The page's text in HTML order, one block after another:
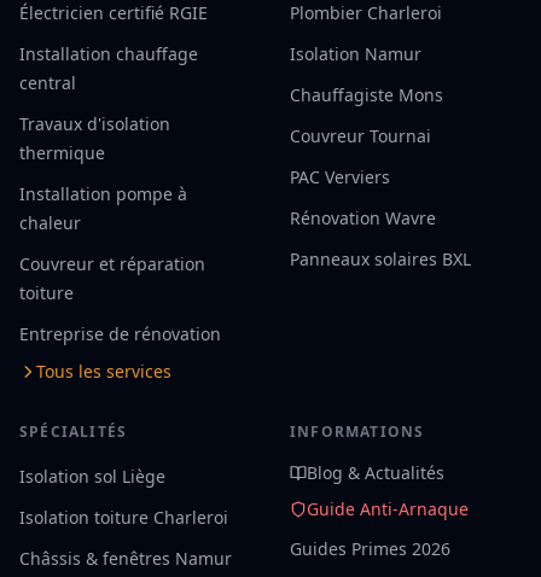
Électricien certifié RGIE
Installation chauffage
central
Travaux d'isolation
thermique
Installation pompe à
chaleur
Couvreur et réparation
toiture
Entreprise de rénovation
Tous les services
Plombier Charleroi
Isolation Namur
Chauffagiste Mons
Couvreur Tournai
PAC Verviers
Rénovation Wavre
Panneaux solaires BXL
SPÉCIALITÉS
Isolation sol Liège
Isolation toiture Charleroi
Châssis & fenêtres Namur
INFORMATIONS
Blog & Actualités
Guide Anti-Arnaque
Guides Primes 2026